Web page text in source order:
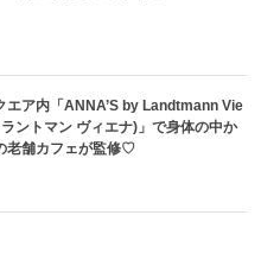
エア内「ANNA’S by Landtmann Vie
ントマン ヴィエナ)」で身体の中か
老舗カフェが監修♡